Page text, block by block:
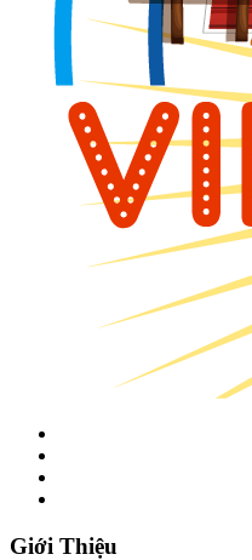
Giới Thiệu